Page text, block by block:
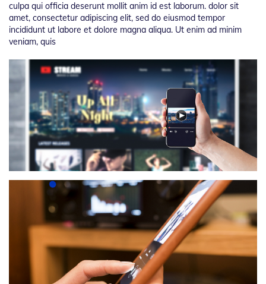
culpa qui officia deserunt mollit anim id est laborum. dolor sit
amet, consectetur adipiscing elit, sed do eiusmod tempor
incididunt ut labore et dolore magna aliqua. Ut enim ad minim
veniam, quis